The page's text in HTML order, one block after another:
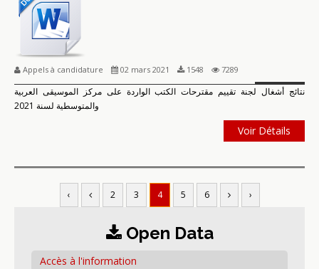
Appels à candidature 02 mars 2021 1548 7289
نتائج أشغال لجنة تقييم مقترحات الكتب الواردة على مركز الموسيقى العربية
والمتوسطية لسنة 2021
Voir Détails
‹ 2 3 4 5 6 ›
Open Data
Accès à l'information